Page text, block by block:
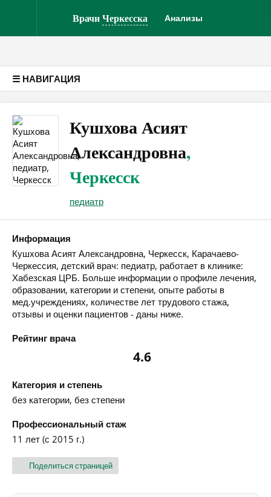
ВрачиЧеркесска Анализы
☰ НАВИГАЦИЯ
Кушхова Асият
Александровна,
Черкесск
педиатр
Информация
Кушхова Асият Александровна, Черкесск, Карачаево-
Черкессия, детский врач: педиатр, работает в клинике:
Хабезская ЦРБ. Больше информации о профиле лечения,
образовании, категории и степени, опыте работы в
мед.учреждениях, количестве лет трудового стажа,
отзывы и оценки пациентов - даны ниже.
Рейтинг врача
4.6
Категория и степень
без категории, без степени
Профессиональный стаж
11 лет (с 2015 г.)
Поделиться страницей